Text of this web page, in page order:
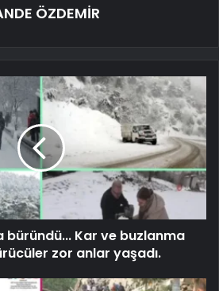
ÖZDEMİR
Kar ve buzlanma
zor anlar yaşadı.